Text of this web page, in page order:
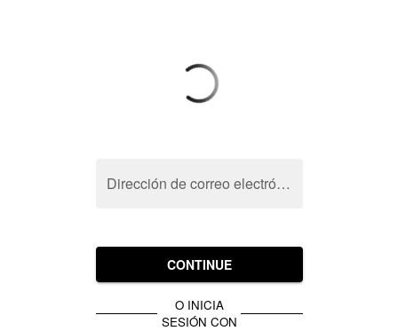
Dirección de correo electrónico
CONTINUE
O INICIA
SESIÓN CON